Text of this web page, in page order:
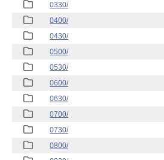
0330/
0400/
0430/
0500/
0530/
0600/
0630/
0700/
0730/
0800/